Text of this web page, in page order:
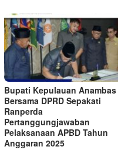
Bupati Kepulauan Anambas
Bersama DPRD Sepakati
Ranperda
Pertanggungjawaban
Pelaksanaan APBD Tahun
Anggaran 2025